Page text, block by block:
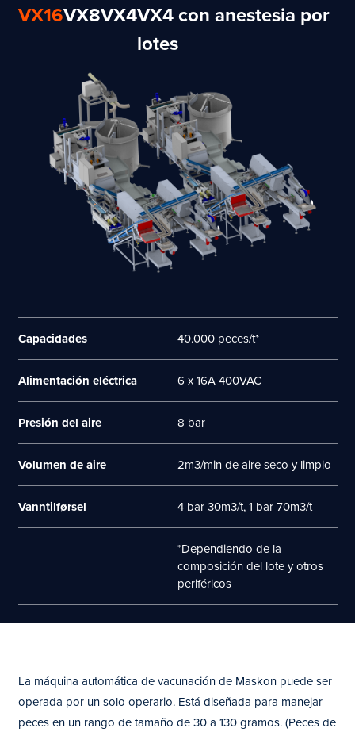
VX16VX8VX4VX4 con anestesia por
lotes
Capacidades 40.000 peces/t*
Alimentación eléctrica 6 x 16A 400VAC
Presión del aire 8 bar
Volumen de aire 2m3/min de aire seco y limpio
Vanntilførsel 4 bar 30m3/t, 1 bar 70m3/t
*Dependiendo de la
composición del lote y otros
periféricos
La máquina automática de vacunación de Maskon puede ser
operada por un solo operario. Está diseñada para manejar
peces en un rango de tamaño de 30 a 130 gramos. (Peces de